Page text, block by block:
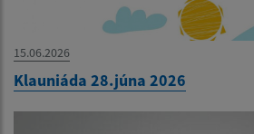
15.06.2026
Klauniáda 28.júna 2026